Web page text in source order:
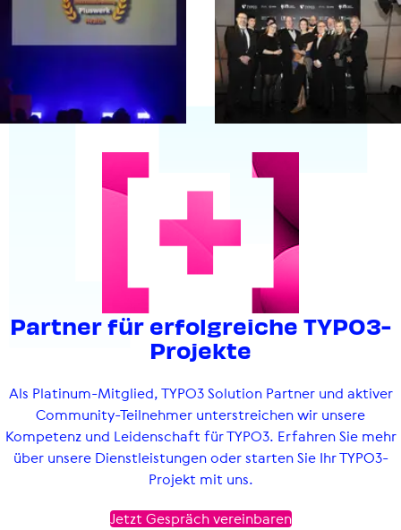
Partner für erfolg­reiche TYPO3-
Projekte
Als Platinum-Mitglied, TYPO3 Solution Partner und aktiver
Community-Teilnehmer unterstreichen wir unsere
Kompetenz und Leidenschaft für TYPO3. Erfahren Sie mehr
über unsere Dienst­leis­tungen oder starten Sie Ihr TYPO3-
Projekt mit uns.
Jetzt Gespräch vereinbaren